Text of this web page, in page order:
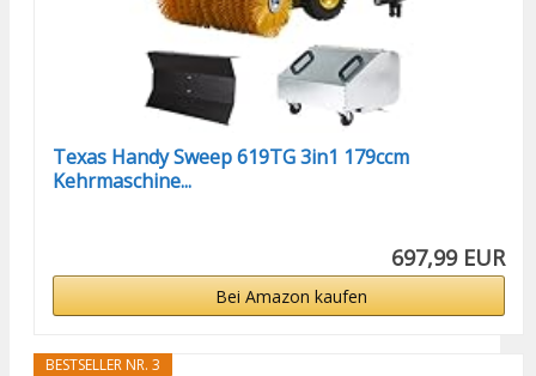
Texas Handy Sweep 619TG 3in1 179ccm
Kehrmaschine...
697,99 EUR
Bei Amazon kaufen
BESTSELLER NR. 3